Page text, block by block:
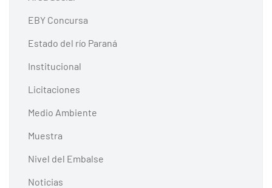
EBY Concursa
Estado del río Paraná
Institucional
Licitaciones
Medio Ambiente
Muestra
Nivel del Embalse
Noticias